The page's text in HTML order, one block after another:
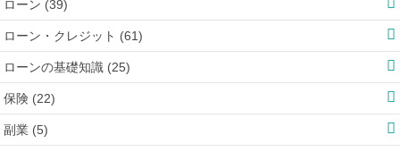
ローン (39)
ローン・クレジット (61)
ローンの基礎知識 (25)
保険 (22)
副業 (5)